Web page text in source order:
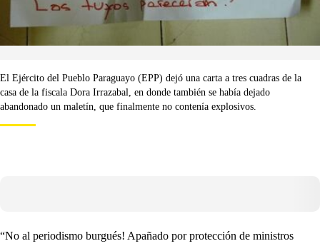
El Ejército del Pueblo Paraguayo (EPP) dejó una carta a tres cuadras de la
casa de la fiscala Dora Irrazabal, en donde también se había dejado
abandonado un maletín, que finalmente no contenía explosivos.
“No al periodismo burgués! Apañado por protección de ministros